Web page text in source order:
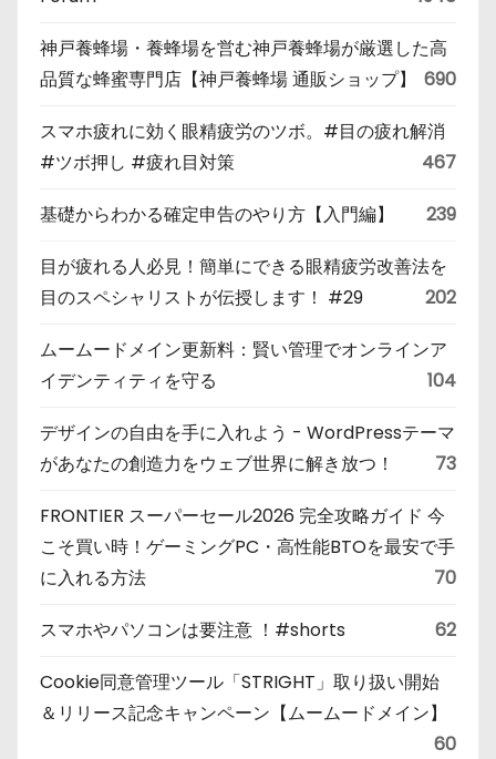
神戸養蜂場・養蜂場を営む神戸養蜂場が厳選した高
品質な蜂蜜専門店【神戸養蜂場 通販ショップ】
690
スマホ疲れに効く眼精疲労のツボ。#目の疲れ解消
#ツボ押し #疲れ目対策
467
基礎からわかる確定申告のやり方【入門編】 239
目が疲れる人必見！簡単にできる眼精疲労改善法を
目のスペシャリストが伝授します！ #29
202
ムームードメイン更新料：賢い管理でオンラインア
イデンティティを守る
104
デザインの自由を手に入れよう - WordPressテーマ
があなたの創造力をウェブ世界に解き放つ！
73
FRONTIER スーパーセール2026 完全攻略ガイド 今
こそ買い時！ゲーミングPC・高性能BTOを最安で手
に入れる方法
70
スマホやパソコンは要注意 ！#shorts 62
Cookie同意管理ツール「STRIGHT」取り扱い開始
＆リリース記念キャンペーン【ムームードメイン】
60